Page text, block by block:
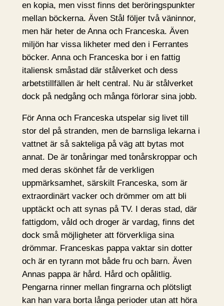
en kopia, men visst finns det beröringspunkter
mellan böckerna. Även Stål följer två väninnor,
men här heter de Anna och Franceska. Även
miljön har vissa likheter med den i Ferrantes
böcker. Anna och Franceska bor i en fattig
italiensk småstad där stålverket och dess
arbetstillfällen är helt central. Nu är stålverket
dock på nedgång och många förlorar sina jobb.
För Anna och Franceska utspelar sig livet till
stor del på stranden, men de barnsliga lekarna i
vattnet är så sakteliga på väg att bytas mot
annat. De är tonåringar med tonårskroppar och
med deras skönhet får de verkligen
uppmärksamhet, särskilt Franceska, som är
extraordinärt vacker och drömmer om att bli
upptäckt och att synas på TV. I deras stad, där
fattigdom, våld och droger är vardag, finns det
dock små möjligheter att förverkliga sina
drömmar. Franceskas pappa vaktar sin dotter
och är en tyrann mot både fru och barn. Även
Annas pappa är hård. Hård och opålitlig.
Pengarna rinner mellan fingrarna och plötsligt
kan han vara borta långa perioder utan att höra